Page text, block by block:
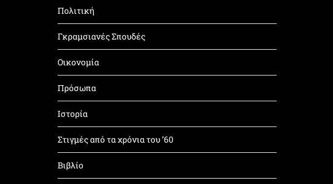
Πολιτική
Γκραμσιανές Σπουδές
Οικονομία
Πρόσωπα
Ιστορία
Στιγμές από τα χρόνια του ’60
Βιβλίο